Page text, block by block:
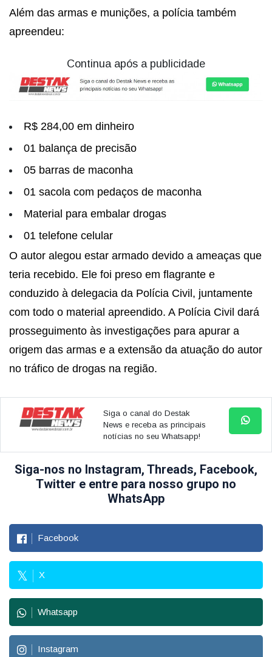
Além das armas e munições, a polícia também
apreendeu:
Continua após a publicidade
R$ 284,00 em dinheiro
01 balança de precisão
05 barras de maconha
01 sacola com pedaços de maconha
Material para embalar drogas
01 telefone celular
O autor alegou estar armado devido a ameaças que
teria recebido. Ele foi preso em flagrante e
conduzido à delegacia da Polícia Civil, juntamente
com todo o material apreendido. A Polícia Civil dará
prosseguimento às investigações para apurar a
origem das armas e a extensão da atuação do autor
no tráfico de drogas na região.
Siga o canal do Destak
News e receba as principais
notícias no seu Whatsapp!
Siga-nos no Instagram, Threads, Facebook,
Twitter e entre para nosso grupo no
WhatsApp
Facebook
X
Whatsapp
Instagram